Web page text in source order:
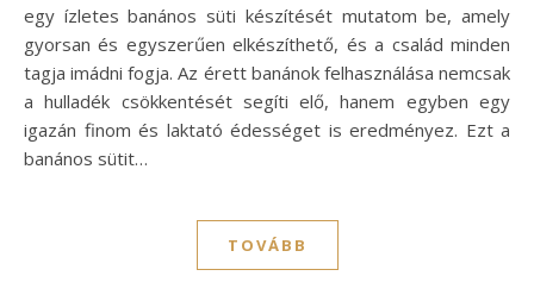
egy ízletes banános süti készítését mutatom be, amely
gyorsan és egyszerűen elkészíthető, és a család minden
tagja imádni fogja. Az érett banánok felhasználása nemcsak
a hulladék csökkentését segíti elő, hanem egyben egy
igazán finom és laktató édességet is eredményez. Ezt a
banános sütit…
TOVÁBB